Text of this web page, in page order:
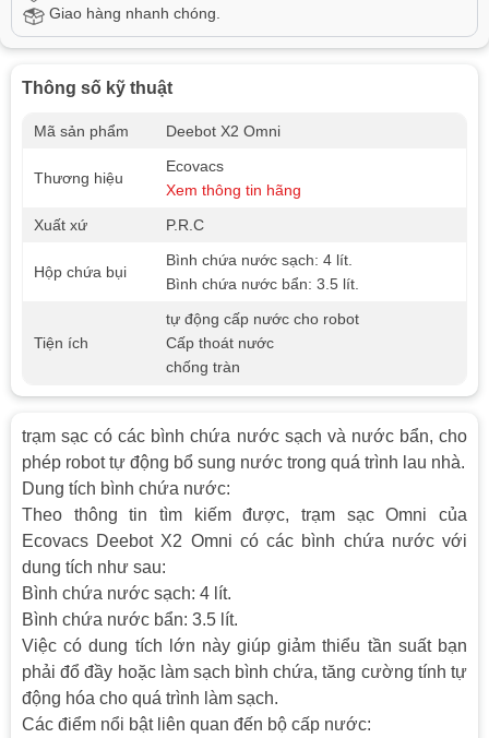
Giao hàng nhanh chóng.
Thông số kỹ thuật
Mã sản phẩm Deebot X2 Omni
Thương hiệu
Ecovacs
Xem thông tin hãng
Xuất xứ
P.R.C
Hộp chứa bụi
Bình chứa nước sạch: 4 lít.
Bình chứa nước bẩn: 3.5 lít.
Tiện ích
tự động cấp nước cho robot
Cấp thoát nước
chống tràn
trạm sạc có các bình chứa nước sạch và nước bẩn, cho
phép robot tự động bổ sung nước trong quá trình lau nhà.
Dung tích bình chứa nước:
Theo thông tin tìm kiếm được, trạm sạc Omni của
Ecovacs Deebot X2 Omni có các bình chứa nước với
dung tích như sau:
Bình chứa nước sạch: 4 lít.
Bình chứa nước bẩn: 3.5 lít.
Việc có dung tích lớn này giúp giảm thiểu tần suất bạn
phải đổ đầy hoặc làm sạch bình chứa, tăng cường tính tự
động hóa cho quá trình làm sạch.
Các điểm nổi bật liên quan đến bộ cấp nước: